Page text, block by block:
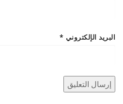
البريد الإلكتروني *